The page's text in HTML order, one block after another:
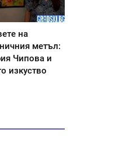
на
метъл:
Чипова и
изкуство